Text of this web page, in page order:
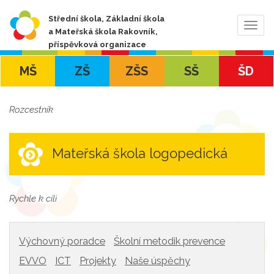
Střední škola, Základní škola
a Mateřská škola Rakovník,
příspěvková organizace
MŠ ZŠ ZŠS SŠ ŠD
Rozcestník
Mateřská škola logopedická
Rychle k cíli
Výchovný poradce
Školní metodik prevence
EVVO
ICT Projekty
Naše úspěchy